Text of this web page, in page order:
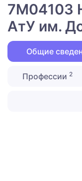
7M04103
АтУ им.
Общие
Профессии2